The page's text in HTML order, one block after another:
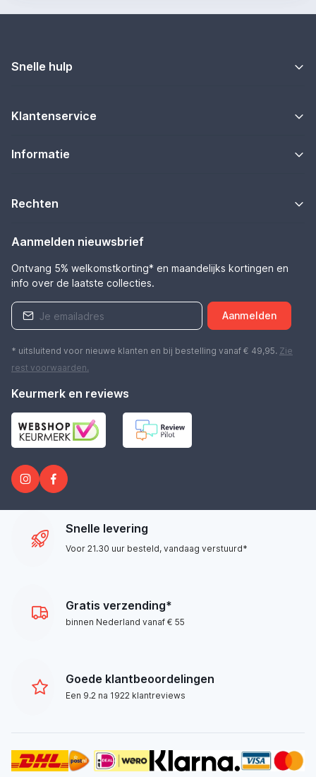
Snelle hulp
Klantenservice
Informatie
Rechten
Aanmelden nieuwsbrief
Ontvang 5% welkomstkorting* en maandelijks kortingen en
info over de laatste collecties.
Aanmelden
* uitsluitend voor nieuwe klanten en bij bestelling vanaf € 49,95. Zie
rest voorwaarden.
Keurmerk en reviews
Snelle levering
Voor 21.30 uur besteld, vandaag verstuurd*
Gratis verzending*
binnen Nederland vanaf € 55
Goede klantbeoordelingen
Een 9.2 na 1922 klantreviews